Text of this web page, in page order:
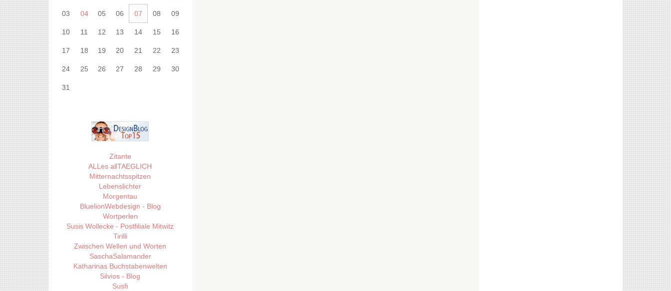
03 04 05 06 07 08 09
10 11 12 13 14 15 16
17 18 19 20 21 22 23
24 25 26 27 28 29 30
31
Zitante
ALLes allTAEGLICH
Mitternachtsspitzen
Lebenslichter
Morgentau
BluelionWebdesign - Blog
Wortperlen
Susis Wollecke - Postfiliale Mitwitz
Tirilli
Zwischen Wellen und Worten
SaschaSalamander
Katharinas Buchstabenwelten
Silvios - Blog
Susfi